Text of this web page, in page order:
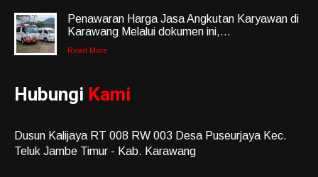
Penawaran Harga Jasa Angkutan Karyawan di
Karawang Melalui dokumen ini,...
Read More
Hubungi Kami
Dusun Kalijaya RT 008 RW 003 Desa Puseurjaya Kec.
Teluk Jambe Timur - Kab. Karawang